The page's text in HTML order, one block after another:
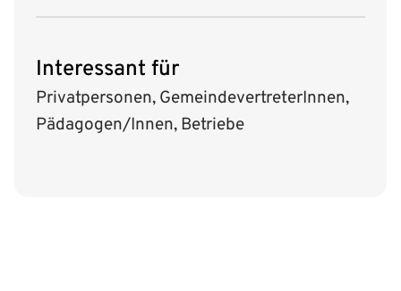
Interessant für
Privatpersonen, GemeindevertreterInnen,
Pädagogen/Innen, Betriebe